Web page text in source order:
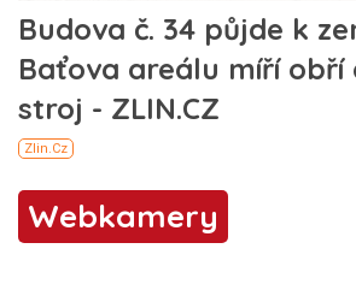
Webkamery